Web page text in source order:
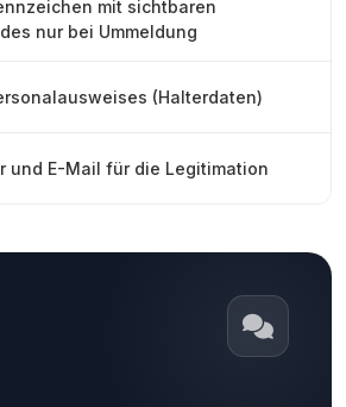
mit sichtbaren
nur bei Ummeldung
(Halterdaten)
und E-Mail für die Legitimation